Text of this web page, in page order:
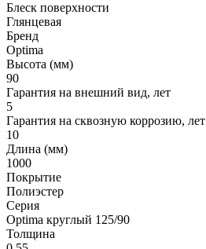
Блеск поверхности
Глянцевая
Бренд
Optima
Высота (мм)
90
Гарантия на внешний вид, лет
5
Гарантия на сквозную коррозию, лет
10
Длина (мм)
1000
Покрытие
Полиэстер
Серия
Optima круглый 125/90
Толщина